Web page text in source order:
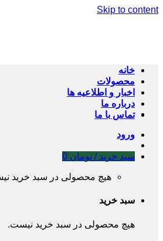
Skip to content
ورود
سبد خرید / تومان
هیچ محصولی در سبد خرید
سبد خرید
هیچ محصولی در سبد خرید نیست.
خانه
محصولات
اخبار و اطلاعیه ها
درباره ما
تماس با ما